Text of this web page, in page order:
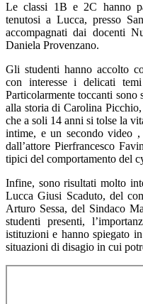
Le classi 1B e 2C hanno
tenutosi a Lucca, presso
accompagnati dai docenti
Daniela Provenzano.
Gli studenti hanno accolto
con interesse i delicati
Particolarmente toccanti
alla storia di Carolina
che a soli 14 anni si tolse la
intime, e un secondo video
dall’attore Pierfrancesco
tipici del comportamento del
Infine, sono risultati molto
Lucca Giusi Scaduto, del
Arturo Sessa, del Sindaco
studenti presenti,
istituzioni e hanno spiegato
situazioni di disagio in cui